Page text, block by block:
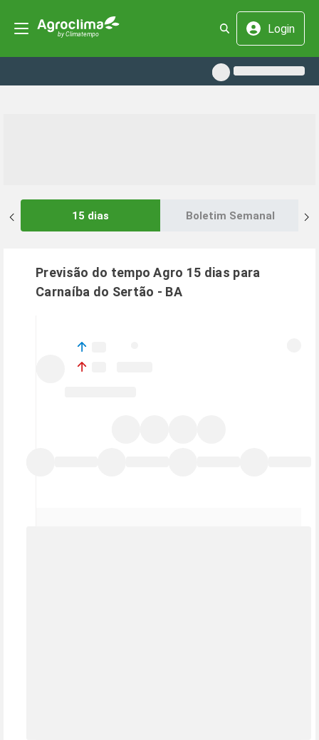
Login
15 dias Boletim Semanal
Previsão do tempo Agro 15 dias para
Carnaíba do Sertão - BA